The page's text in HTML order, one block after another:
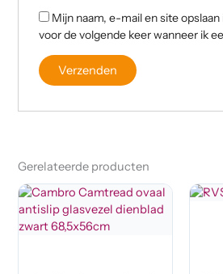
Mijn naam, e-mail en site
voor de volgende keer wanneer ik
Gerelateerde producten